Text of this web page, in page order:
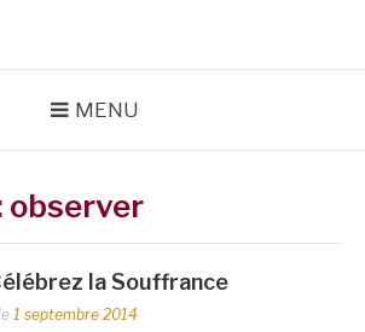
MENU
observer
la Souffrance
1 septembre 2014